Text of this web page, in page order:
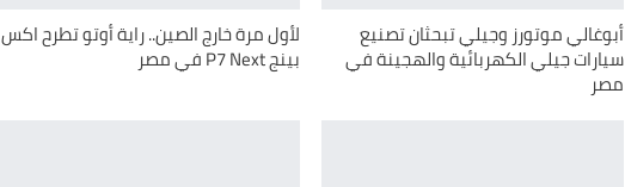
أبوغالي موتورز وجيلي تبحثان تصنيع
سيارات جيلي الكهربائية والهجينة في
مصر
لأول مرة خارج الصين.. راية أوتو تطرح اكس
بينج P7 Next في مصر